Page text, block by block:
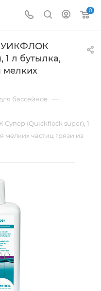
0
КУИКФЛОК
1 л бутылка,
мелких
бассейнов —
Супер (Quickflock super), 1
мелких частиц грязи из